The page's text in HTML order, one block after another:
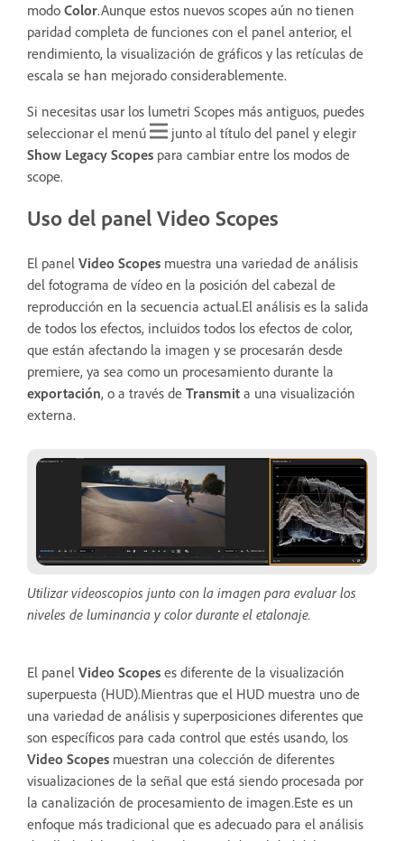
modo Color.Aunque estos nuevos scopes aún no tienen
paridad completa de funciones con el panel anterior, el
rendimiento, la visualización de gráficos y las retículas de
escala se han mejorado considerablemente.
Si necesitas usar los lumetri Scopes más antiguos, puedes
seleccionar el menú
junto al título del panel y elegir
Show Legacy Scopes para cambiar entre los modos de
scope.
Uso del panel Video Scopes
El panel Video Scopes muestra una variedad de análisis
del fotograma de vídeo en la posición del cabezal de
reproducción en la secuencia actual.El análisis es la salida
de todos los efectos, incluidos todos los efectos de color,
que están afectando la imagen y se procesarán desde
premiere, ya sea como un procesamiento durante la
exportación, o a través de Transmit a una visualización
externa.
Utilizar videoscopios junto con la imagen para evaluar los
niveles de luminancia y color durante el etalonaje.
El panel Video Scopes es diferente de la visualización
superpuesta (HUD).Mientras que el HUD muestra uno de
una variedad de análisis y superposiciones diferentes que
son específicos para cada control que estés usando, los
Video Scopes muestran una colección de diferentes
visualizaciones de la señal que está siendo procesada por
la canalización de procesamiento de imagen.Este es un
enfoque más tradicional que es adecuado para el análisis